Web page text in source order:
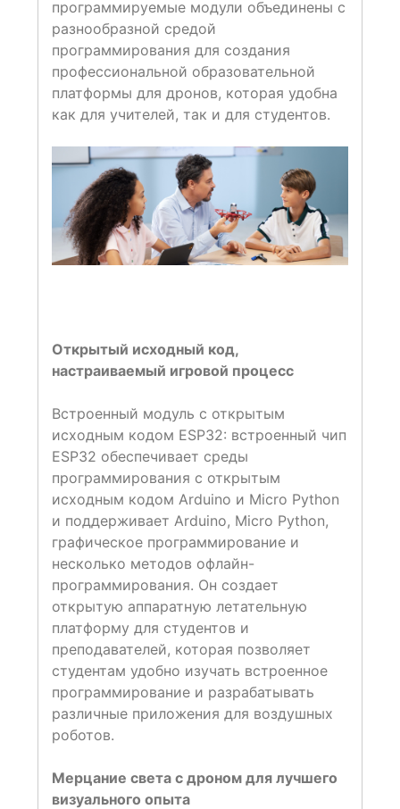
программируемые модули объединены с
разнообразной средой
программирования для создания
профессиональной образовательной
платформы для дронов, которая удобна
как для учителей, так и для студентов.
Открытый исходный код,
настраиваемый игровой процесс
Встроенный модуль с открытым
исходным кодом ESP32: встроенный чип
ESP32 обеспечивает среды
программирования с открытым
исходным кодом Arduino и Micro Python
и поддерживает Arduino, Micro Python,
графическое программирование и
несколько методов офлайн-
программирования. Он создает
открытую аппаратную летательную
платформу для студентов и
преподавателей, которая позволяет
студентам удобно изучать встроенное
программирование и разрабатывать
различные приложения для воздушных
роботов.
Мерцание света с дроном для лучшего
визуального опыта